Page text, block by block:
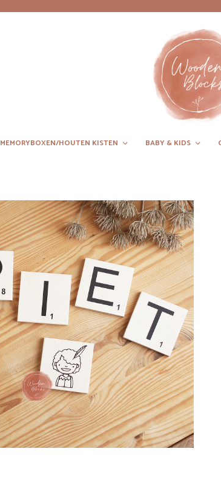
MEMORYBOXEN/HOUTEN KISTEN BABY & KIDS